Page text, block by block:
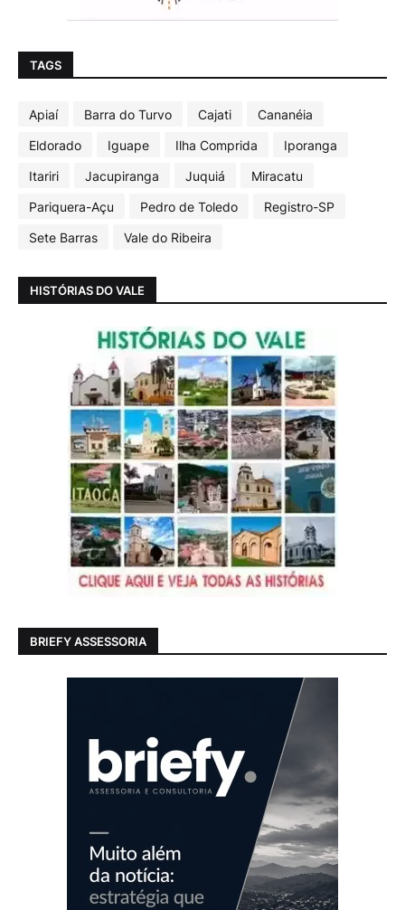
TAGS
Apiaí Barra do Turvo Cajati
Cananéia
Eldorado
Iguape Ilha Comprida
Iporanga
Itariri
Jacupiranga Juquiá
Miracatu
Pariquera-Açu
Pedro de Toledo
Registro-SP
Sete Barras
Vale do Ribeira
HISTÓRIAS DO VALE
BRIEFY ASSESSORIA